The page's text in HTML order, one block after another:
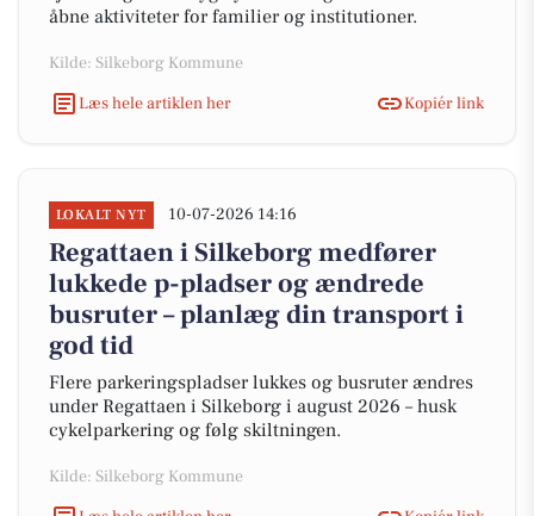
åbne aktiviteter for familier og institutioner.
Kilde: Silkeborg Kommune
Læs hele artiklen her
Kopiér link
LOKALT NYT 10-07-2026 14:16
Regattaen i Silkeborg medfører
lukkede p-pladser og ændrede
busruter – planlæg din transport i
god tid
Flere parkeringspladser lukkes og busruter ændres
under Regattaen i Silkeborg i august 2026 – husk
cykelparkering og følg skiltningen.
Kilde: Silkeborg Kommune